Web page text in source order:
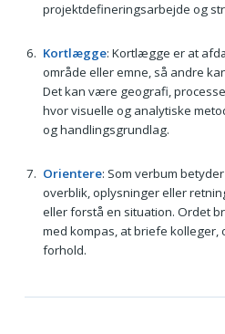
projektdefineringsarbejde og
Kortlægge: Kortlægge er at
område eller emne, så andre
Det kan være geografi,
hvor visuelle og analytiske
og handlingsgrundlag.
Orientere: Som verbum
overblik, oplysninger eller
eller forstå en situation. Ordet
med kompas, at briefe kolleger,
forhold.